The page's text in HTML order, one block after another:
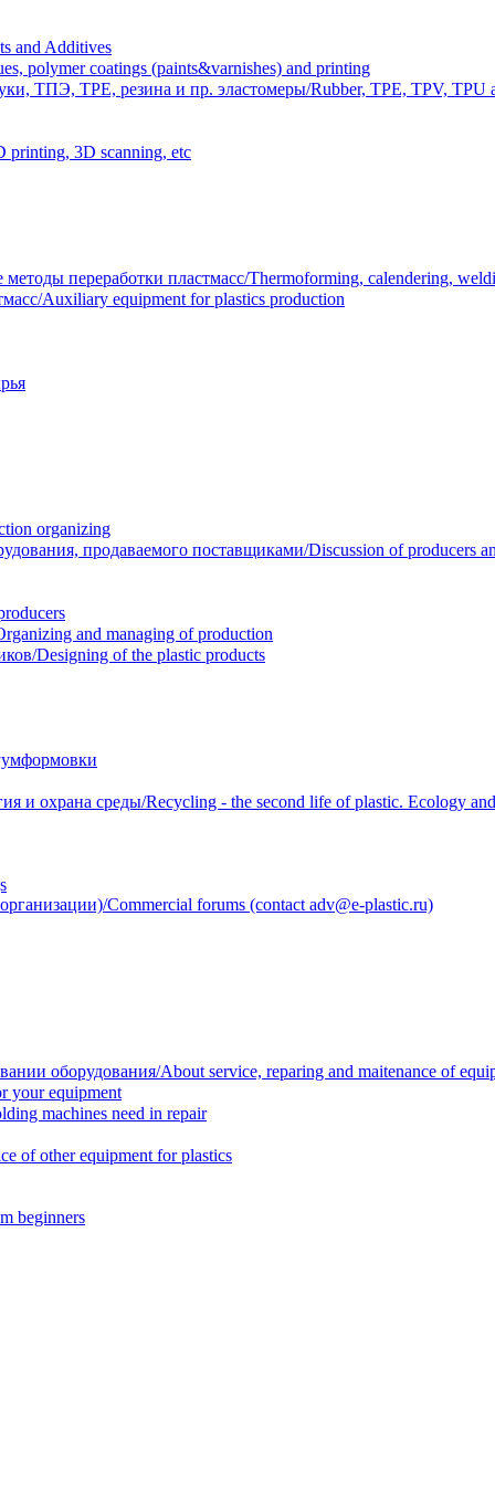
and Additives
polymer coatings (paints&varnishes) and printing
ТПЭ, TPE, резина и пр. эластомеры/Rubber, TPE, TPV, TPU
3D scanning, etc
переработки пластмасс/Thermoforming, calendering,
Auxiliary equipment for plastics production
organizing
продаваемого поставщиками/Discussion of producers
and managing of production
Designing of the plastic products
и охрана среды/Recycling - the second life of plastic. Ecology
Commercial forums (contact adv@e-plastic.ru)
оборудования/About service, reparing and maitenance of
your equipment
machines need in repair
of other equipment for plastics
beginners